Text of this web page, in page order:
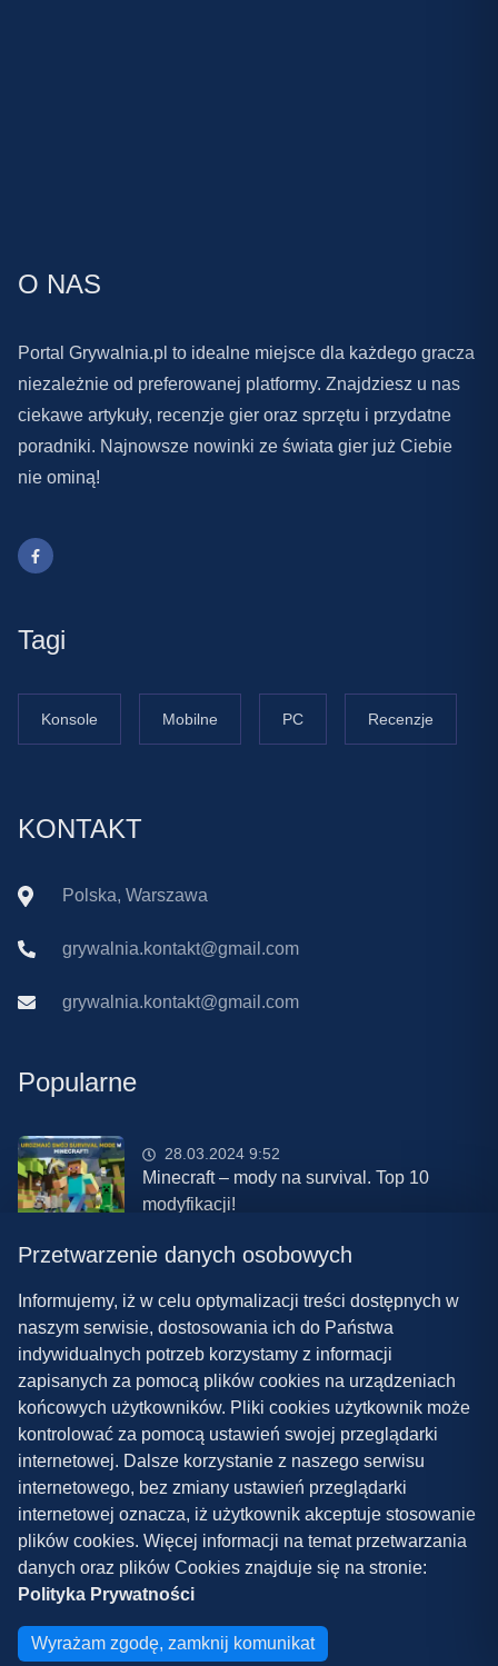
O NAS
Portal Grywalnia.pl to idealne miejsce dla każdego gracza
niezależnie od preferowanej platformy. Znajdziesz u nas
ciekawe artykuły, recenzje gier oraz sprzętu i przydatne
poradniki. Najnowsze nowinki ze świata gier już Ciebie
nie ominą!
Tagi
Konsole Mobilne PC Recenzje
KONTAKT
Polska, Warszawa
grywalnia.kontakt@gmail.com
grywalnia.kontakt@gmail.com
Popularne
28.03.2024 9:52
Minecraft – mody na survival. Top 10
modyfikacji!
08.03.2024 13:28
Najlepsze mody do ETS 2 w 2024 roku –
nowa paczka!
Polityka prywatności
Współpraca
Kontakt
Przetwarzenie danych osobowych
Informujemy, iż w celu optymalizacji treści dostępnych w
naszym serwisie, dostosowania ich do Państwa
indywidualnych potrzeb korzystamy z informacji
zapisanych za pomocą plików cookies na urządzeniach
końcowych użytkowników. Pliki cookies użytkownik może
kontrolować za pomocą ustawień swojej przeglądarki
internetowej. Dalsze korzystanie z naszego serwisu
internetowego, bez zmiany ustawień przeglądarki
internetowej oznacza, iż użytkownik akceptuje stosowanie
plików cookies. Więcej informacji na temat przetwarzania
danych oraz plików Cookies znajduje się na stronie:
Polityka Prywatności
Wyrażam zgodę, zamknij komunikat